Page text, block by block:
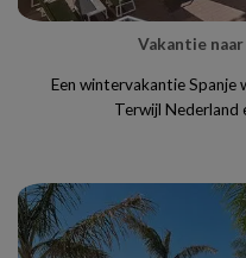
Vakantie
Een wintervakantie
Terwijl Nederland